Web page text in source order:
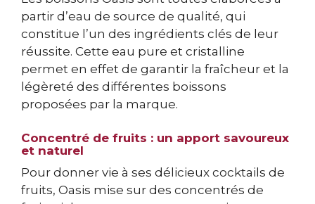
partir d’eau de source de qualité, qui
constitue l’un des ingrédients clés de leur
réussite. Cette eau pure et cristalline
permet en effet de garantir la fraîcheur et la
légèreté des différentes boissons
proposées par la marque.
Concentré de fruits : un apport savoureux
et naturel
Pour donner vie à ses délicieux cocktails de
fruits, Oasis mise sur des concentrés de